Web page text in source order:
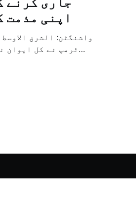
اپنی مذمت
واشنگٹن: الشرق
ٹرمپ نے کل ایوان
جاری کرنے کے